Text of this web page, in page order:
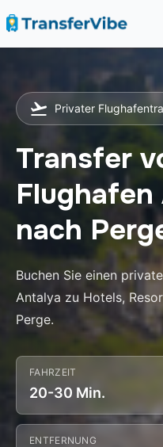
Privater
Transfer
nach
Buchen Sie einen
Antalya zu Hotels,
Perge.
FAHRZEIT
20-30 Min.
ENTFERNUNG